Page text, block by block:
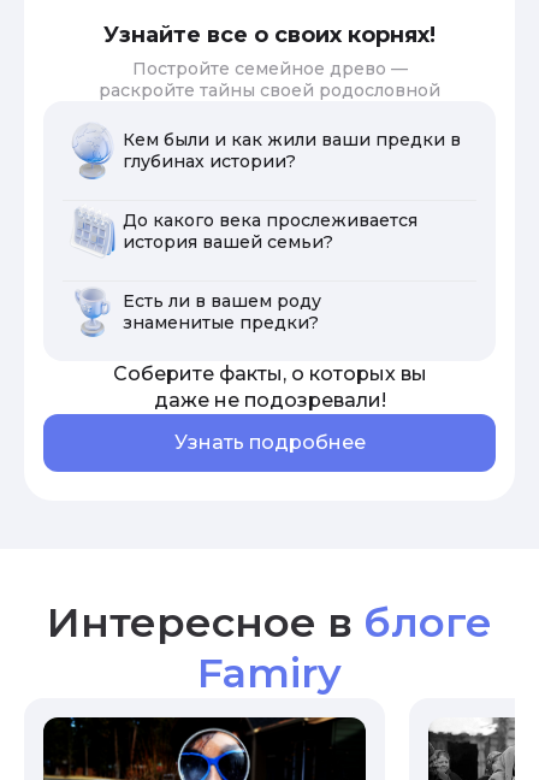
Узнайте все о своих корнях!
Постройте семейное древо —
раскройте тайны своей родословной
Кем были и как жили ваши предки в
глубинах истории?
До какого века прослеживается
история вашей семьи?
Есть ли в вашем роду
знаменитые предки?
Соберите факты, о которых вы
даже не подозревали!
Узнать подробнее
Интересное в блоге
Famiry